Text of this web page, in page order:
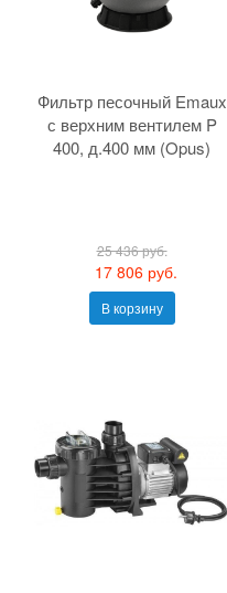
Фильтр песочный Emaux
с верхним вентилем P
400, д.400 мм (Opus)
25 436 руб.
17 806 руб.
В корзину